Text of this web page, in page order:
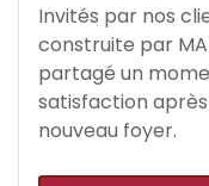
Invités par nos
construite par
partagé un
satisfaction
nouveau foyer.